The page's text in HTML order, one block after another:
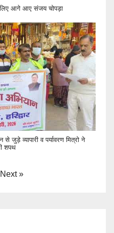
लिए आगे आए संजय चोपड़ा
जुड़े व्यापारी व पर्यावरण मित्रो ने
शपथ
Next »